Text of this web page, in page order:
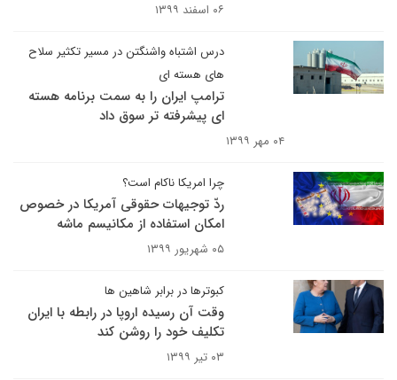
۰۶ اسفند ۱۳۹۹
درس اشتباه واشنگتن در مسیر تکثیر سلاح
های هسته ای
ترامپ ایران را به سمت برنامه هسته
ای پیشرفته تر سوق داد
۰۴ مهر ۱۳۹۹
چرا امریکا ناکام است؟
ردّ توجیهات حقوقی آمریکا در خصوص
امکان استفاده از مکانیسم ماشه
۰۵ شهریور ۱۳۹۹
کبوترها در برابر شاهین ها
وقت آن رسیده اروپا در رابطه با ایران
تکلیف خود را روشن کند
۰۳ تیر ۱۳۹۹